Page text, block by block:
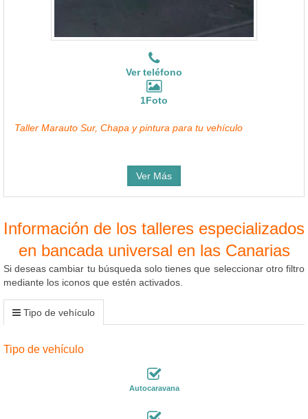
Ver teléfono
1Foto
Taller Marauto Sur, Chapa y pintura para tu vehículo
Ver Más
Información de los talleres especializados
en bancada universal en las Canarias
Si deseas cambiar tu búsqueda solo tienes que seleccionar otro filtro
mediante los iconos que estén activados.
Tipo de vehículo
Tipo de vehículo
Autocaravana